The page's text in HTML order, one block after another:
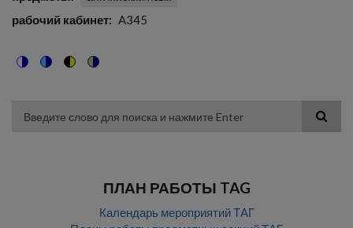
рабочий кабинет A345
themetheme visibilitytheme
ПЛАН РАБОТЫ TAG
Календарь мероприятий ТАГ